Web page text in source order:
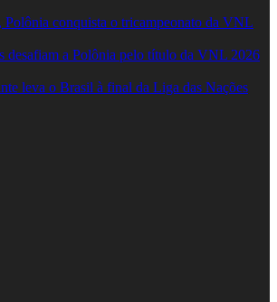
Polônia conquista o tricampeonato da VNL
desafiam a Polônia pelo título da VNL 2026
leva o Brasil à final da Liga das Nações